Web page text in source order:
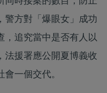
警方對「爆眼女」成功
，追究當中是否有人以
法援署應公開夏博義收
一個交代。